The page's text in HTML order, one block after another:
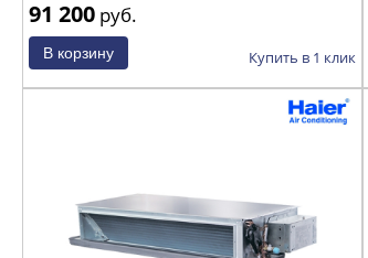
91 200руб.
Купить в 1 клик